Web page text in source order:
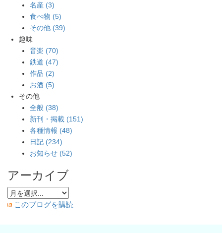
名産 (3)
食べ物 (5)
その他 (39)
趣味
音楽 (70)
鉄道 (47)
作品 (2)
お酒 (5)
その他
全般 (38)
新刊・掲載 (151)
各種情報 (48)
日記 (234)
お知らせ (52)
アーカイブ
このブログを購読